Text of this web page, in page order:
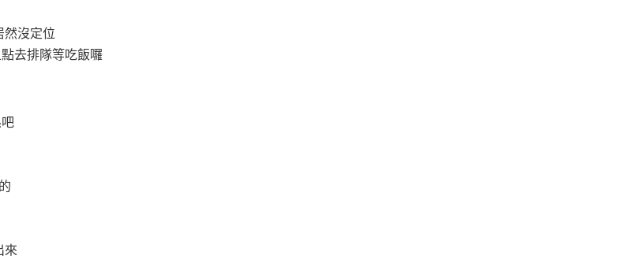
然沒定位
去排隊等吃飯囉
來